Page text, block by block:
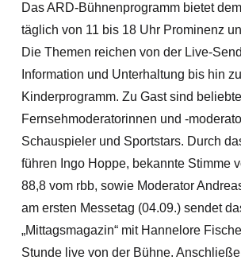
Das ARD-Bühnenprogramm bietet
täglich von 11 bis 18 Uhr Prominenz
Die Themen reichen von der Live-
Information und Unterhaltung bis hin
Kinderprogramm. Zu Gast sind beliebte
Fernsehmoderatorinnen und -
Schauspieler und Sportstars. Durch
führen Ingo Hoppe, bekannte Stimme
88,8 vom rbb, sowie Moderator
am ersten Messetag (04.09.) sendet
„Mittagsmagazin“ mit Hannelore
Stunde live von der Bühne.